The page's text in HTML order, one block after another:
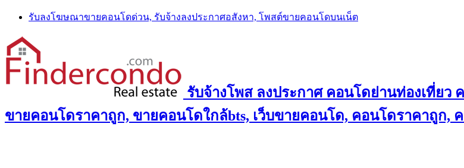
Skip
content
รับลงโฆษณาขายคอนโดด่วน, รับจ้างลงประกาศอสังหา, โพสต์ขายคอนโดบนเน็ต
รับจ้างโพส ลงประกาศ คอนโดย่านท่องเที่ย
ขายคอนโดราคาถูก, ขายคอนโดใกล้bts, เว็บขายคอนโด, คอนโดราคาถูก,